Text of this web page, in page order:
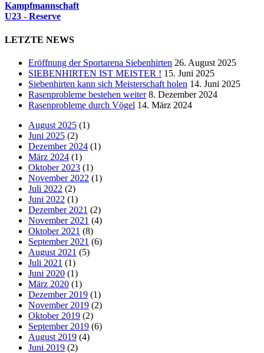
Kampfmannschaft
U23 - Reserve
LETZTE NEWS
Eröffnung der Sportarena Siebenhirten 26. August 2025
SIEBENHIRTEN IST MEISTER ! 15. Juni 2025
Siebenhirten kann sich Meisterschaft holen 14. Juni 2025
Rasenprobleme bestehen weiter 8. Dezember 2024
Rasenprobleme durch Vögel 14. März 2024
August 2025 (1)
Juni 2025 (2)
Dezember 2024 (1)
März 2024 (1)
Oktober 2023 (1)
November 2022 (1)
Juli 2022 (2)
Juni 2022 (1)
Dezember 2021 (2)
November 2021 (4)
Oktober 2021 (8)
September 2021 (6)
August 2021 (5)
Juli 2021 (1)
Juni 2020 (1)
März 2020 (1)
Dezember 2019 (1)
November 2019 (2)
Oktober 2019 (2)
September 2019 (6)
August 2019 (4)
Juni 2019 (2)